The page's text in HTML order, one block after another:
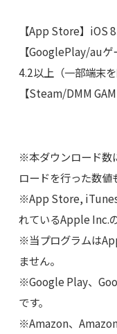
【App Store】iOS
【GooglePlay/au
4.2以上（一部端末を
【Steam/DMM
※本ダウンロード数
ロードを行った数値
※App Store, iTunes
れているApple Inc.
※当プログラムは
ません。
※Google Play、
です。
※Amazon、